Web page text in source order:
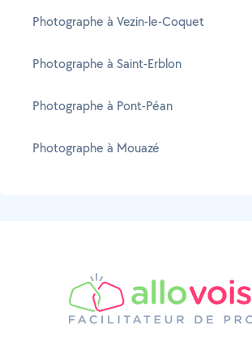
Photographe à Vezin-le-Coquet
Photographe à Saint-Erblon
Photographe à Pont-Péan
Photographe à Mouazé